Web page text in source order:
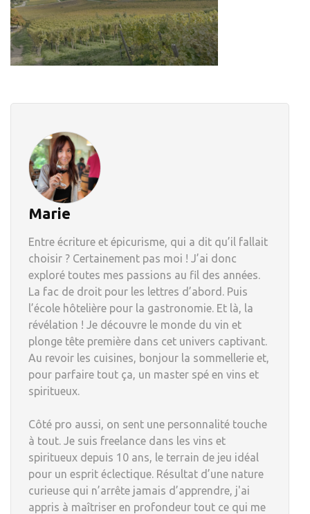
Marie
Entre écriture et épicurisme, qui a dit qu’il fallait
choisir ? Certainement pas moi ! J’ai donc
exploré toutes mes passions au fil des années.
La fac de droit pour les lettres d’abord. Puis
l’école hôtelière pour la gastronomie. Et là, la
révélation ! Je découvre le monde du vin et
plonge tête première dans cet univers captivant.
Au revoir les cuisines, bonjour la sommellerie et,
pour parfaire tout ça, un master spé en vins et
spiritueux.
Côté pro aussi, on sent une personnalité touche
à tout. Je suis freelance dans les vins et
spiritueux depuis 10 ans, le terrain de jeu idéal
pour un esprit éclectique. Résultat d’une nature
curieuse qui n’arrête jamais d’apprendre, j'ai
appris à maîtriser en profondeur tout ce qui me